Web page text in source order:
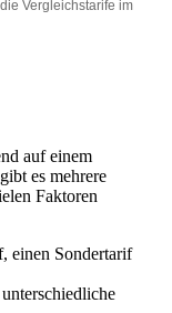
auf einem
es mehrere
Faktoren
einen Sondertarif